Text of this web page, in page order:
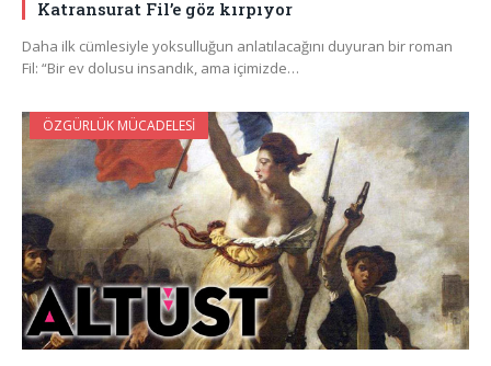
Katransurat Fil’e göz kırpıyor
Daha ilk cümlesiyle yoksulluğun anlatılacağını duyuran bir roman
Fil: “Bir ev dolusu insandık, ama içimizde…
ÖZGÜRLÜK MÜCADELESI